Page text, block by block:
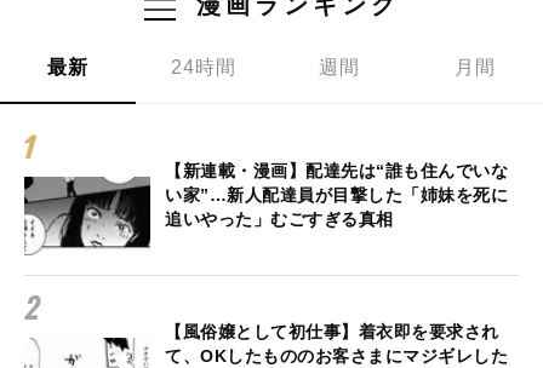
最新 24時間 週間 月間
【新連載・漫画】配達先は“誰も住んでいな
い家”…新人配達員が目撃した「姉妹を死に
追いやった」むごすぎる真相
【風俗嬢として初仕事】着衣即を要求され
て、OKしたもののお客さまにマジギレした